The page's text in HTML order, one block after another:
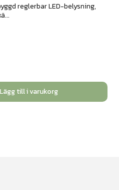
reglerbar LED-belysning,
Lägg till i varukorg